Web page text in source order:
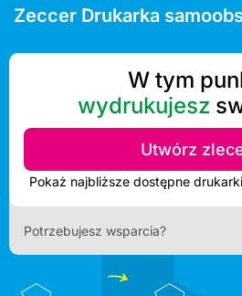
Zeccer Drukarka
W tym
wydrukujesz
Utwórz
Potrzebujesz wsparcia?